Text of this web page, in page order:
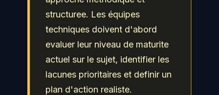
referentiels de sécurité
reconnus comme ceux du
NIST, de l'ANSSI et de
l'OWASP.
l'evolution constante des
menaces et des
exigences reglementaires.
cybersécurité doivent
maintenir leurs
structuree. Les équipes
techniques doivent d'abord
evaluer leur niveau de maturite
actuel sur le sujet, identifier les
lacunes prioritaires et definir un
plan d'action realiste.